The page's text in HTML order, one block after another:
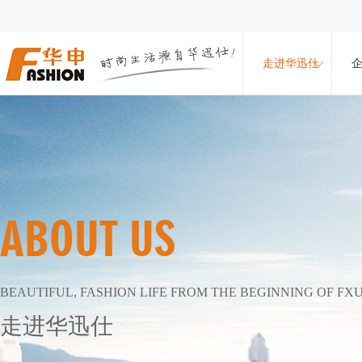
走进华迅仕
ABOUT US
BEAUTIFUL, FASHION LIFE FROM THE BEGINNING OF
走进华迅仕